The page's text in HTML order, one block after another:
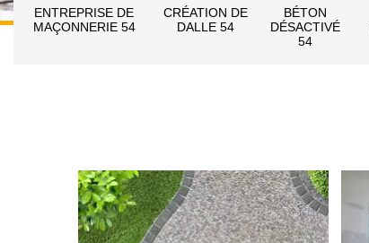
ENTREPRISE DE
MAÇONNERIE 54
CRÉATION DE
DALLE 54
BÉTON
DÉSACTIVÉ
54